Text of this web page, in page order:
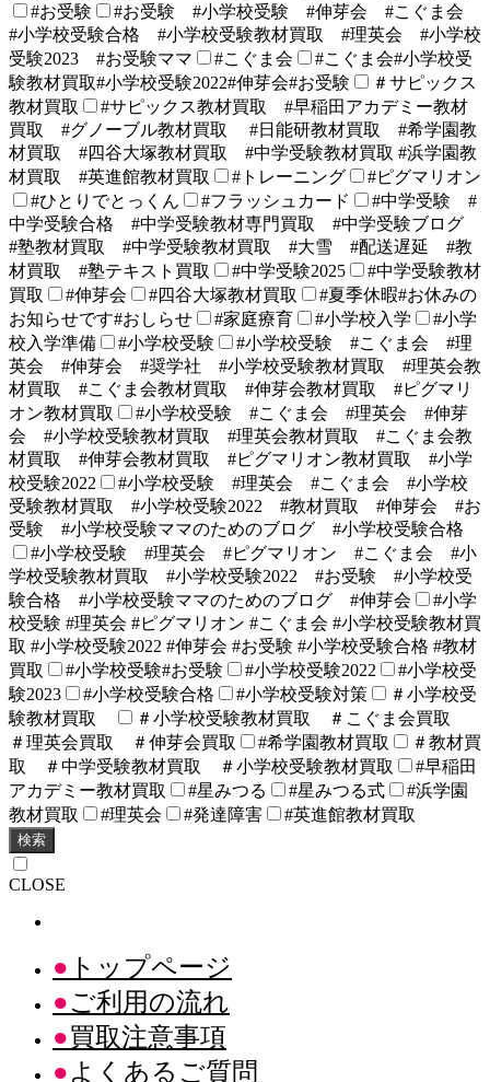
#お受験
#お受験 #小学校受験 #伸芽会 #こぐま会
#小学校受験合格 #小学校受験教材買取 #理英会 #小学校
受験2023 #お受験ママ
#こぐま会
#こぐま会#小学校受
験教材買取#小学校受験2022#伸芽会#お受験
＃サピックス
教材買取
#サピックス教材買取 #早稲田アカデミー教材
買取 #グノーブル教材買取 #日能研教材買取 #希学園教
材買取 #四谷大塚教材買取 #中学受験教材買取 #浜学園教
材買取 #英進館教材買取
#トレーニング
#ピグマリオン
#ひとりでとっくん
#フラッシュカード
#中学受験 #
中学受験合格 #中学受験教材専門買取 #中学受験ブログ
#塾教材買取 #中学受験教材買取 #大雪 #配送遅延 #教
材買取 #塾テキスト買取
#中学受験2025
#中学受験教材
買取
#伸芽会 #四谷大塚教材買取
#夏季休暇#お休みの
お知らせです#おしらせ
#家庭療育 #小学校入学
#小学
校入学準備
#小学校受験
#小学校受験 #こぐま会 #理
英会 #伸芽会 #奨学社 #小学校受験教材買取 #理英会教
材買取 #こぐま会教材買取 #伸芽会教材買取 #ピグマリ
オン教材買取
#小学校受験 #こぐま会 #理英会 #伸芽
会 #小学校受験教材買取 #理英会教材買取 #こぐま会教
材買取 #伸芽会教材買取 #ピグマリオン教材買取 #小学
校受験2022
#小学校受験 #理英会 #こぐま会 #小学校
受験教材買取 #小学校受験2022 #教材買取 #伸芽会 #お
受験 #小学校受験ママのためのブログ #小学校受験合格
#小学校受験 #理英会 #ピグマリオン #こぐま会 #小
学校受験教材買取 #小学校受験2022 #お受験 #小学校受
験合格 #小学校受験ママのためのブログ #伸芽会
#小学
校受験 #理英会 #ピグマリオン #こぐま会 #小学校受験教材買
取 #小学校受験2022 #伸芽会 #お受験 #小学校受験合格 #教材
買取
#小学校受験#お受験 #小学校受験2022
#小学校受
験2023
#小学校受験合格 #小学校受験対策
＃小学校受
験教材買取
＃小学校受験教材買取 ＃こぐま会買取
＃理英会買取 ＃伸芽会買取
#希学園教材買取
＃教材買
取 ＃中学受験教材買取 ＃小学校受験教材買取
#早稲田
アカデミー教材買取
#星みつる #星みつる式
#浜学園
教材買取
#理英会 #発達障害 #英進館教材買取
検索
CLOSE
トップページ
ご利用の流れ
買取注意事項
よくあるご質問